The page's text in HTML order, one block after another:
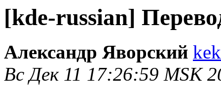
[kde-russian]
Александр Яворский
Вс Дек 11 17:26:59 MSK